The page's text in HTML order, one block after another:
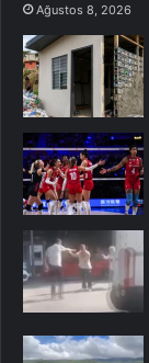
Ağustos 8, 2026